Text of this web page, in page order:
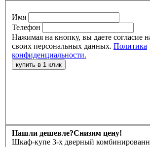
Имя
Телефон
Нажимая на кнопку, вы даете согласие
своих персональных данных. Политика
конфиденциальности.
Нашли дешевле?Снизим цену!
Шкаф-купе 3-х дверный